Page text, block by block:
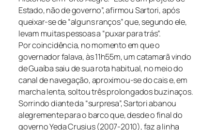
Estado, não de governo”, afirmou Sartori, após
queixar-se de “alguns ranços” que, segundo ele,
levam muitas pessoas a “puxar para trás”.
Por coincidência, no momento em que o
governador falava, às 11h55m, um catamarã vindo
de Guaíba saiu de sua rota habitual, no meio do
canal de navegação, aproximou-se do cais e, em
marcha lenta, soltou três prolongados buzinaços.
Sorrindo diante da “surpresa”, Sartori abanou
alegremente para o barco que, desde o final do
governo Yeda Crusius (2007-2010), faz a linha